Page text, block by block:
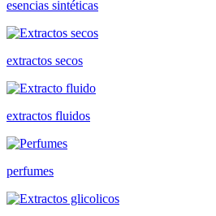
esencias sintéticas
extractos secos
extractos fluidos
perfumes